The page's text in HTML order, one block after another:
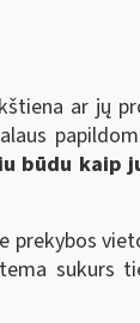
ar jų
būdu kaip
prekybos
sukurs